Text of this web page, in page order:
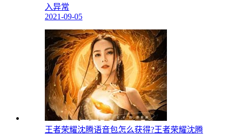
入异常
2021-09-05
王者荣耀沈腾语音包怎么获得?王者荣耀沈腾